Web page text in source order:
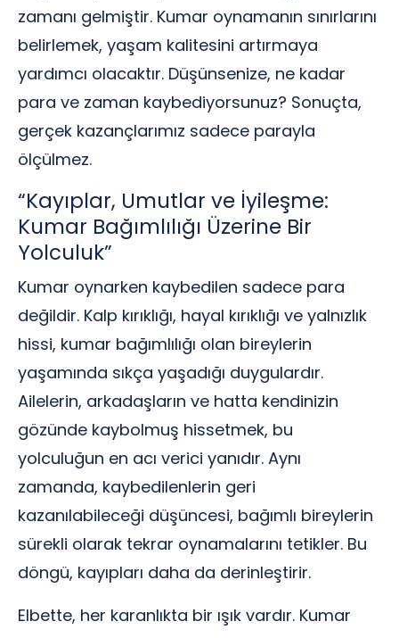
zamanı gelmiştir. Kumar oynamanın sınırlarını
belirlemek, yaşam kalitesini artırmaya
yardımcı olacaktır. Düşünsenize, ne kadar
para ve zaman kaybediyorsunuz? Sonuçta,
gerçek kazançlarımız sadece parayla
ölçülmez.
“Kayıplar, Umutlar ve İyileşme:
Kumar Bağımlılığı Üzerine Bir
Yolculuk”
Kumar oynarken kaybedilen sadece para
değildir. Kalp kırıklığı, hayal kırıklığı ve yalnızlık
hissi, kumar bağımlılığı olan bireylerin
yaşamında sıkça yaşadığı duygulardır.
Ailelerin, arkadaşların ve hatta kendinizin
gözünde kaybolmuş hissetmek, bu
yolculuğun en acı verici yanıdır. Aynı
zamanda, kaybedilenlerin geri
kazanılabileceği düşüncesi, bağımlı bireylerin
sürekli olarak tekrar oynamalarını tetikler. Bu
döngü, kayıpları daha da derinleştirir.
Elbette, her karanlıkta bir ışık vardır. Kumar